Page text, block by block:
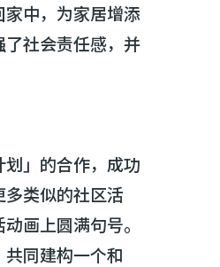
中，为家居增添
社会责任感，并
」的合作，成功
类似的社区活
画上圆满句号。
同建构一个和